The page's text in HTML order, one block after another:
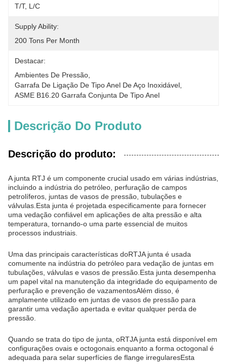
T/T, L/C
Supply Ability:
200 Tons Per Month
Destacar:
Ambientes De Pressão
Garrafa De Ligação De Tipo Anel De Aço Inoxidável
ASME B16.20 Garrafa Conjunta De Tipo Anel
Descrição Do Produto
Descrição do produto:
A junta RTJ é um componente crucial usado em várias indústrias,
incluindo a indústria do petróleo, perfuração de campos
petrolíferos, juntas de vasos de pressão, tubulações e
válvulas.Esta junta é projetada especificamente para fornecer
uma vedação confiável em aplicações de alta pressão e alta
temperatura, tornando-o uma parte essencial de muitos
processos industriais.
Uma das principais características doRTJA junta é usada
comumente na indústria do petróleo para vedação de juntas em
tubulações, válvulas e vasos de pressão.Esta junta desempenha
um papel vital na manutenção da integridade do equipamento de
perfuração e prevenção de vazamentosAlém disso, é
amplamente utilizado em juntas de vasos de pressão para
garantir uma vedação apertada e evitar qualquer perda de
pressão.
Quando se trata do tipo de junta, oRTJA junta está disponível em
configurações ovais e octogonais.enquanto a forma octogonal é
adequada para selar superfícies de flange irregularesEsta